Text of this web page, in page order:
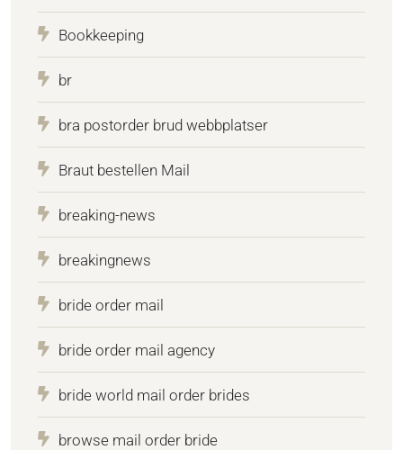
Bookkeeping
br
bra postorder brud webbplatser
Braut bestellen Mail
breaking-news
breakingnews
bride order mail
bride order mail agency
bride world mail order brides
browse mail order bride